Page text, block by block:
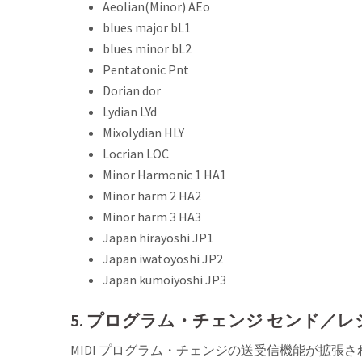
Aeolian(Minor) AEo
blues major bL1
blues minor bL2
Pentatonic Pnt
Dorian dor
Lydian LYd
Mixolydian HLY
Locrian LOC
Minor Harmonic 1 HA1
Minor harm 2 HA2
Minor harm 3 HA3
Japan hirayoshi JP1
Japan iwatoyoshi JP2
Japan kumoiyoshi JP3
5. プログラム・チェンジ センド／
MIDI プログラム・チェンジの送受信機能が拡張さ